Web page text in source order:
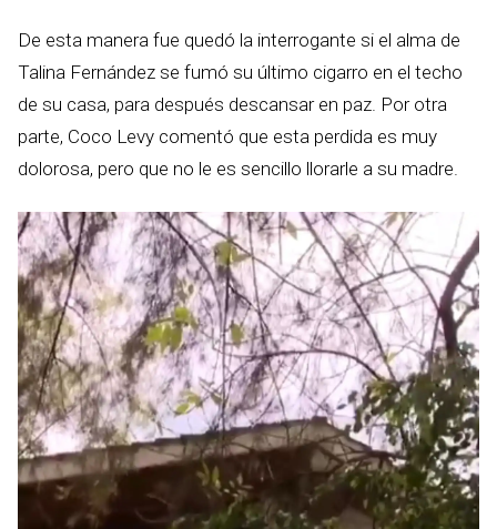
De esta manera fue quedó la interrogante si el alma de
Talina Fernández se fumó su último cigarro en el techo
de su casa, para después descansar en paz. Por otra
parte, Coco Levy comentó que esta perdida es muy
dolorosa, pero que no le es sencillo llorarle a su madre.